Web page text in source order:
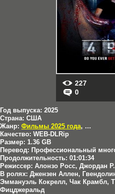
227
0
Год выпуска: 2025
Страна: США
Жанр: Фильмы 2025 года, Триллеры
Качество: WEB-DLRip
Размер: 1.36 GB
Перевод: Профессиональный
Продолжительность: 01:01:34
Режиссер: Алонзо Росс, Джордан
В ролях: Джензен Аллен,
Эммануэль Кокрелл, Чак Крамбл,
Фицджеральд